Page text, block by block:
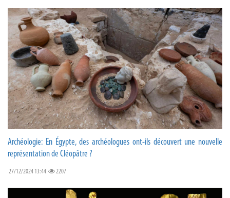
Archéologie: En Égypte, des archéologues ont-ils découvert une nouvelle
représentation de Cléopâtre ?
27/12/2024 13:44 2207